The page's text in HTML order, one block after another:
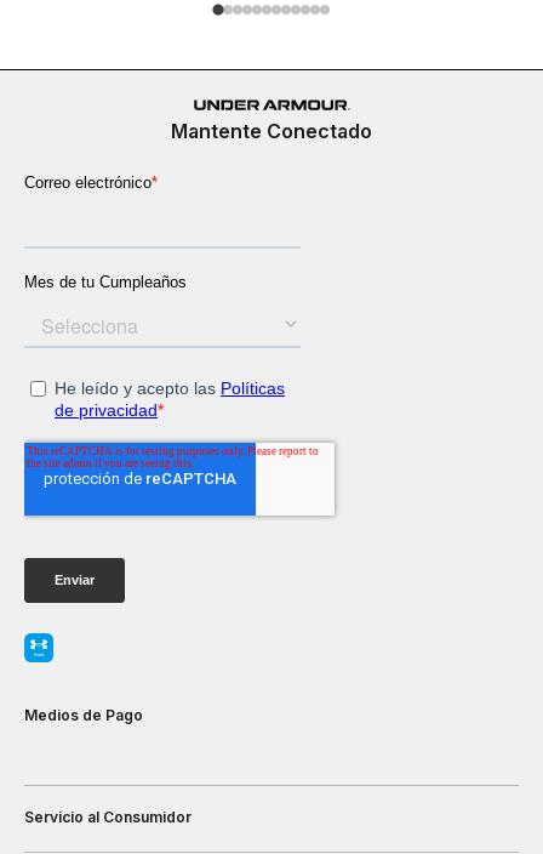
Mantente Conectado
Medios de Pago
Servicio al Consumidor